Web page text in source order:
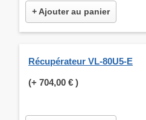
+ Ajouter au panier
Récupérateur VL-80U5-E
(+ 704,00 € )